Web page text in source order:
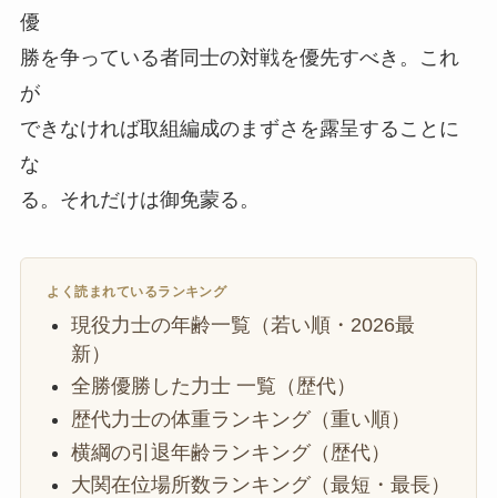
優
勝を争っている者同士の対戦を優先すべき。これ
が
できなければ取組編成のまずさを露呈することに
な
る。それだけは御免蒙る。
よく読まれているランキング
現役力士の年齢一覧（若い順・2026最
新）
全勝優勝した力士 一覧（歴代）
歴代力士の体重ランキング（重い順）
横綱の引退年齢ランキング（歴代）
大関在位場所数ランキング（最短・最長）